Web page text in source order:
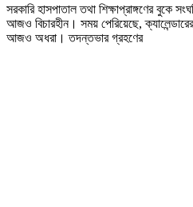
সরকারি হাসপাতাল তথা শিক্ষাপ্রাঙ্গণের বুকে
আজও বিচারহীন। সময় পেরিয়েছে,
আজও অধরা। তদন্তভার গ্রহণের